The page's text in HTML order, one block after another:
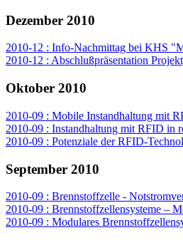
Dezember 2010
2010-12 : Info-Nachmittag bei KHS
2010-12 : Abschlußpräsentation
Oktober 2010
2010-09 : Mobile Instandhaltung mit
2010-09 : Instandhaltung mit RFID in
2010-09 : Potenziale der RFID-
September 2010
2010-09 : Brennstoffzelle -
2010-09 : Brennstoffzellensysteme –
2010-09 : Modulares